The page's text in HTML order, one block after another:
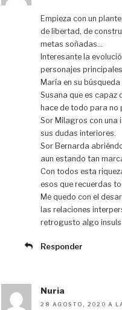
Empieza con un
de libertad, de
metas soñadas…
Interesante la
personajes
María en su
Susana que es capaz
hace de todo para no
Sor Milagros con una
sus dudas interiores.
Sor Bernarda
aun estando tan
Con todos esta
esos que recuerdas
Me quedo con el
las relaciones
retrogusto algo
Responder
Nuria
28 AGOSTO, 2020 A